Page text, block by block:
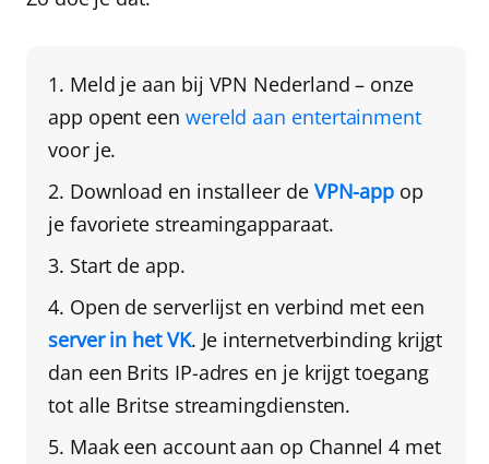
Meld je aan bij VPN Nederland – onze
app opent een wereld aan entertainment
voor je.
Download en installeer de VPN-app op
je favoriete streamingapparaat.
Start de app.
Open de serverlijst en verbind met een
server in het VK. Je internetverbinding krijgt
dan een Brits IP-adres en je krijgt toegang
tot alle Britse streamingdiensten.
Maak een account aan op Channel 4 met